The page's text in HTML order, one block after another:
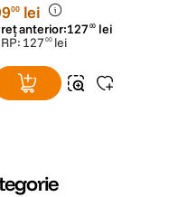
00 lei
anterior:12700 lei
127 00 lei